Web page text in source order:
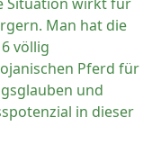
Man hat die
völlig
Pferd für
und
in dieser